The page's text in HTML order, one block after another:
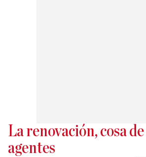
La renovación, cosa
agentes